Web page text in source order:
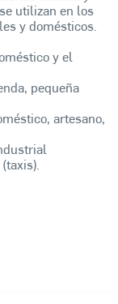
utilizan en los
y domésticos.
y el
pequeña
artesano,